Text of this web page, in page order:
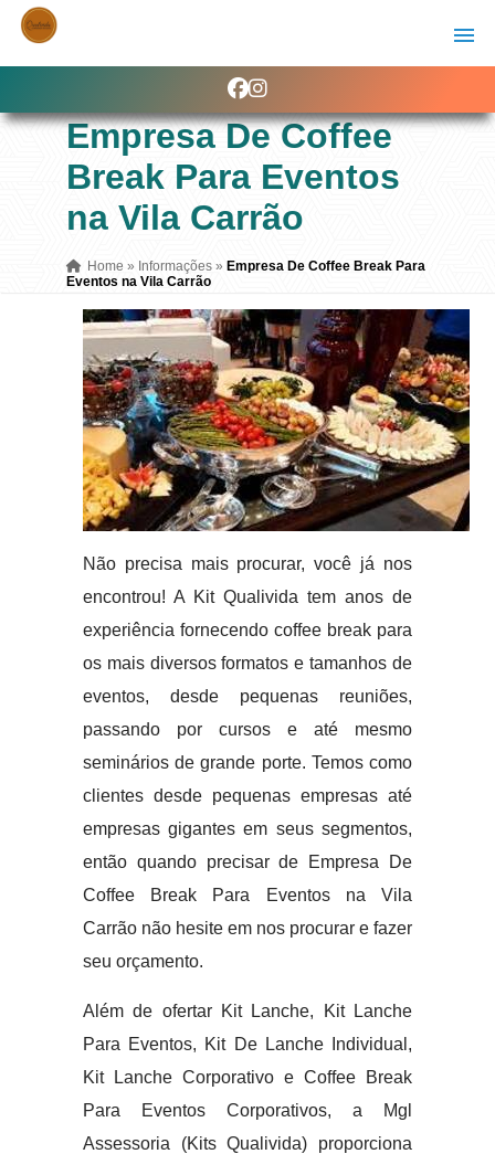
Empresa De Coffee
Break Para Eventos
na Vila Carrão
Home » Informações » Empresa De Coffee Break Para
Eventos na Vila Carrão
Não precisa mais procurar, você já nos
encontrou! A Kit Qualivida tem anos de
experiência fornecendo coffee break para
os mais diversos formatos e tamanhos de
eventos, desde pequenas reuniões,
passando por cursos e até mesmo
seminários de grande porte. Temos como
clientes desde pequenas empresas até
empresas gigantes em seus segmentos,
então quando precisar de Empresa De
Coffee Break Para Eventos na Vila
Carrão não hesite em nos procurar e fazer
seu orçamento.
Além de ofertar Kit Lanche, Kit Lanche
Para Eventos, Kit De Lanche Individual,
Kit Lanche Corporativo e Coffee Break
Para Eventos Corporativos, a Mgl
Assessoria (Kits Qualivida) proporciona